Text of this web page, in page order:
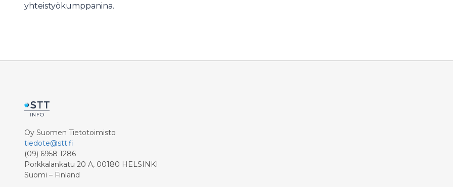
yhteistyökumppanina.
Oy Suomen Tietotoimisto
tiedote@stt.fi
(09) 6958 1286
Porkkalankatu 20 A, 00180 HELSINKI
Suomi – Finland